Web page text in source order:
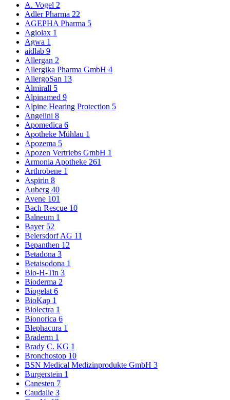
A. Vogel 2
Adler Pharma 22
AGEPHA Pharma 5
Agiolax 1
Agwa 1
aidlab 9
Allergan 2
Allergika Pharma GmbH 4
AllergoSan 13
Almirall 5
Alpinamed 9
Alpine Hearing Protection 5
Angelini 8
Apomedica 6
Apotheke Mühlau 1
Apozema 5
Apozen Vertriebs GmbH 1
Armonia Apotheke 261
Arthrobene 1
Aspirin 8
Auberg 40
Avene 101
Bach Rescue 10
Balneum 1
Bayer 52
Beiersdorf AG 11
Bepanthen 12
Betadona 3
Betaisodona 1
Bio-H-Tin 3
Bioderma 2
Biogelat 6
BioKap 1
Biolectra 1
Bionorica 6
Blephacura 1
Braderm 1
Brady C. KG 1
Bronchostop 10
BSN Medical Medizinprodukte GmbH 3
Burgerstein 1
Canesten 7
Caudalie 3